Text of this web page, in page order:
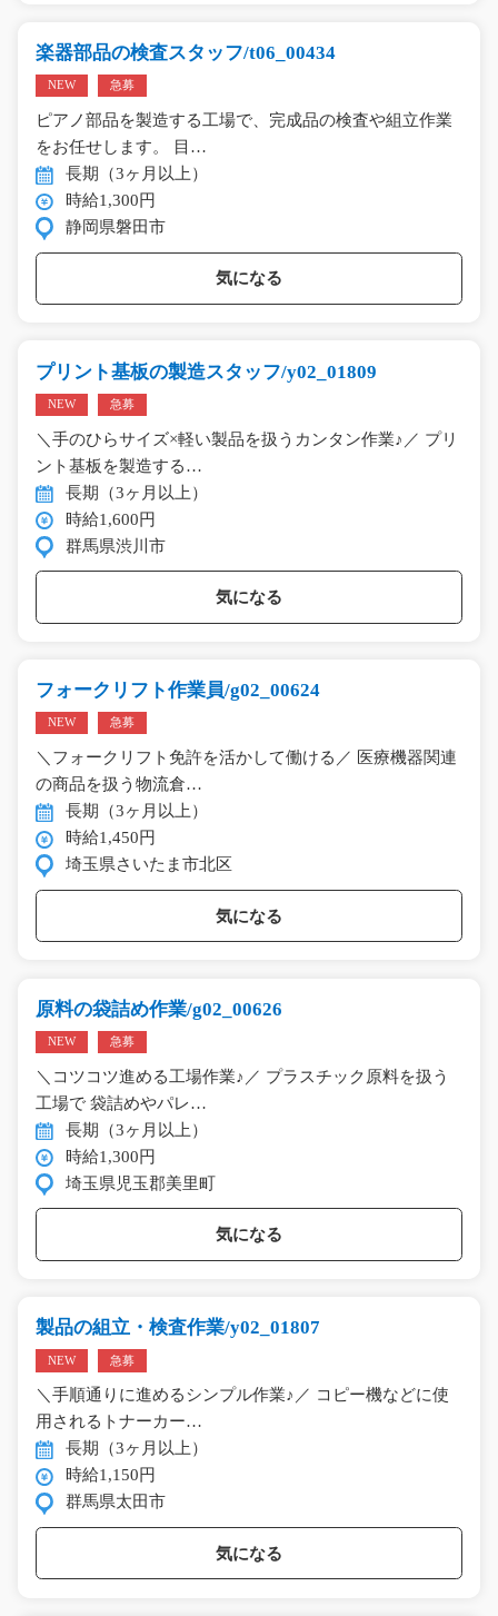
楽器部品の検査スタッフ/t06_00434
NEW 急募
ピアノ部品を製造する工場で、完成品の検査や組立作業
をお任せします。 目…
長期（3ヶ月以上）
時給1,300円
静岡県磐田市
気になる
プリント基板の製造スタッフ/y02_01809
NEW 急募
＼手のひらサイズ×軽い製品を扱うカンタン作業♪／ プリ
ント基板を製造する…
長期（3ヶ月以上）
時給1,600円
群馬県渋川市
気になる
フォークリフト作業員/g02_00624
NEW 急募
＼フォークリフト免許を活かして働ける／ 医療機器関連
の商品を扱う物流倉…
長期（3ヶ月以上）
時給1,450円
埼玉県さいたま市北区
気になる
原料の袋詰め作業/g02_00626
NEW 急募
＼コツコツ進める工場作業♪／ プラスチック原料を扱う
工場で 袋詰めやパレ…
長期（3ヶ月以上）
時給1,300円
埼玉県児玉郡美里町
気になる
製品の組立・検査作業/y02_01807
NEW 急募
＼手順通りに進めるシンプル作業♪／ コピー機などに使
用されるトナーカー…
長期（3ヶ月以上）
時給1,150円
群馬県太田市
気になる